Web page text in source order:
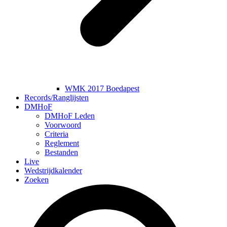
WMK 2017 Boedapest
Records/Ranglijsten
DMHoF
DMHoF Leden
Voorwoord
Criteria
Reglement
Bestanden
Live
Wedstrijdkalender
Zoeken